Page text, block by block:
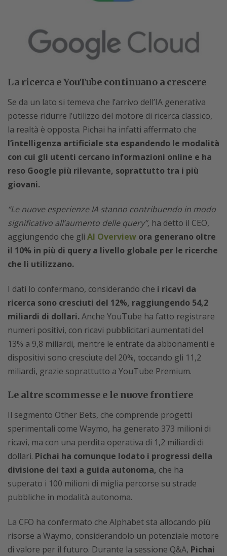
La ricerca e YouTube continuano a crescere
Se da un lato si temeva che l’arrivo dell’IA generativa
potesse ridurre l’utilizzo del motore di ricerca classico,
la realtà è opposta. Pichai ha infatti affermato che
l’intelligenza artificiale sta espandendo le modalità
con cui gli utenti cercano informazioni online e ha
reso Google più rilevante, soprattutto tra i più
giovani.
“Le nuove esperienze IA stanno contribuendo in modo
significativo all’aumento delle query”, ha detto il CEO,
aggiungendo che gli AI Overview ora generano oltre
il 10% in più di query a livello globale per le ricerche
che li utilizzano.
I dati lo confermano, considerando che i ricavi da
ricerca sono cresciuti del 12%, raggiungendo 54,2
miliardi di dollari.Anche YouTube ha fatto registrare
numeri positivi, con ricavi pubblicitari aumentati del
13% a 9,8 miliardi, mentre le entrate da abbonamenti e
dispositivi sono cresciute del 20%, toccando gli 11,2
miliardi, grazie soprattutto a YouTube Premium.
Le altre scommesse e le nuove frontiere
Il segmento Other Bets, che comprende progetti
sperimentali come Waymo, ha generato 373 milioni di
ricavi, ma con una perdita operativa di 1,2 miliardi di
dollari. Pichai ha comunque lodato i progressi della
divisione dei taxi a guida autonoma, che ha
superato i 100 milioni di miglia percorse su strade
pubbliche in modalità autonoma.
La CFO ha confermato che Alphabet sta allocando più
risorse a Waymo, considerandolo un potenziale motore
di valore per il futuro. Durante la sessione Q&A, Pichai